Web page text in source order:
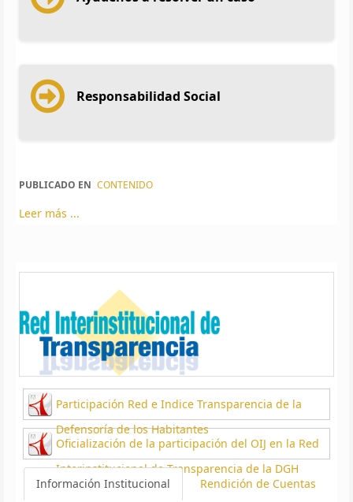
Responsabilidad Social
PUBLICADO EN CONTENIDO
Leer más ...
Participación Red e Indice Transparencia de la
Defensoría de los Habitantes
Oficialización de la participación del OIJ en la Red
Interinstitucional de Transparencia de la DGH
Información Institucional
Rendición de Cuentas